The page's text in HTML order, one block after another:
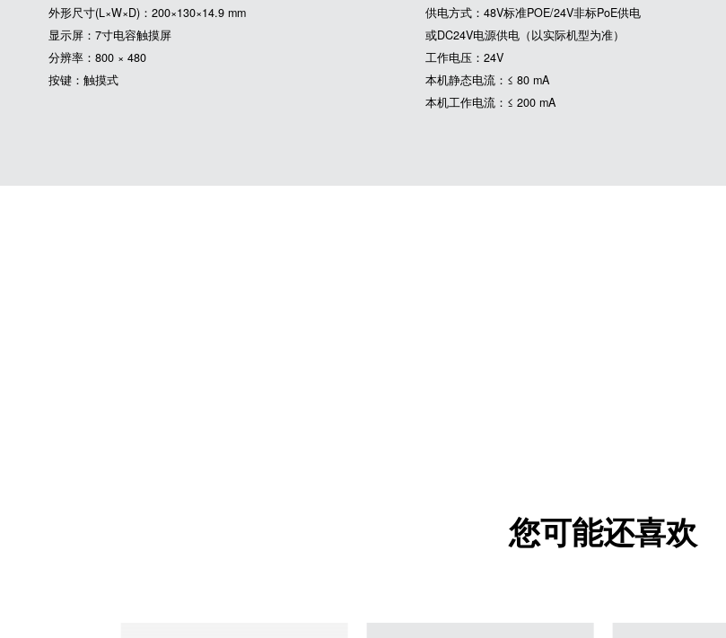
外形尺寸(L×W×D)：200×130×14.9 mm
显示屏：7寸电容触摸屏
分辨率：800 × 480
按键：触摸式
供电方式：48V标准POE/24V非标PoE供电
或DC24V电源供电（以实际机型为准）
工作电压：24V
本机静态电流：≤ 80 mA
本机工作电流：≤ 200 mA
您可能还喜欢